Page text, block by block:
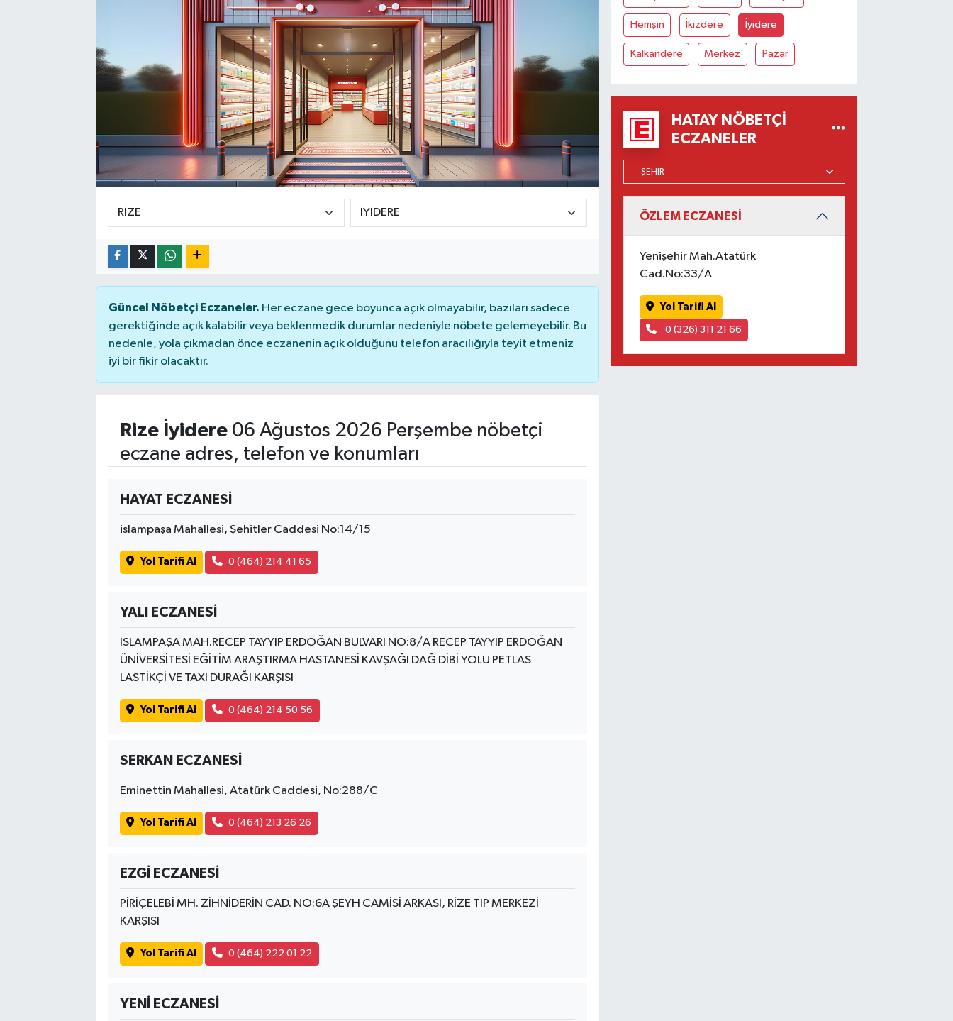
Güncel Nöbetçi Eczaneler. Her eczane gece boyunca açık olmayabilir, bazıları sadece
gerektiğinde açık kalabilir veya beklenmedik durumlar nedeniyle nöbete gelemeyebilir. Bu
nedenle, yola çıkmadan önce eczanenin açık olduğunu telefon aracılığıyla teyit etmeniz
iyi bir fikir olacaktır.
Rize İyidere06 Ağustos 2026 Perşembe nöbetçi
eczane adres, telefon ve konumları
HAYAT ECZANESİ
islampaşa Mahallesi, Şehitler Caddesi No:14/15
Yol Tarifi Al 0 (464) 214 41 65
YALI ECZANESİ
İSLAMPAŞA MAH.RECEP TAYYİP ERDOĞAN BULVARI NO:8/A RECEP TAYYİP ERDOĞAN
ÜNİVERSİTESİ EĞİTİM ARAŞTIRMA HASTANESİ KAVŞAĞI DAĞ DİBİ YOLU PETLAS
LASTİKÇİ VE TAXI DURAĞI KARŞISI
Yol Tarifi Al 0 (464) 214 50 56
SERKAN ECZANESİ
Eminettin Mahallesi, Atatürk Caddesi, No:288/C
Yol Tarifi Al 0 (464) 213 26 26
EZGİ ECZANESİ
PİRİÇELEBİ MH. ZİHNİDERİN CAD. NO:6A ŞEYH CAMİSİ ARKASI, RİZE TIP MERKEZİ
KARŞISI
Yol Tarifi Al 0 (464) 222 01 22
YENİ ECZANESİ
Hemşin İkizdere İyidere
Kalkandere Merkez Pazar
HATAY NÖBETÇI
ECZANELER
ÖZLEM ECZANESİ
Yenişehir Mah.Atatürk
Cad.No:33/A
Yol Tarifi Al
0 (326) 311 21 66